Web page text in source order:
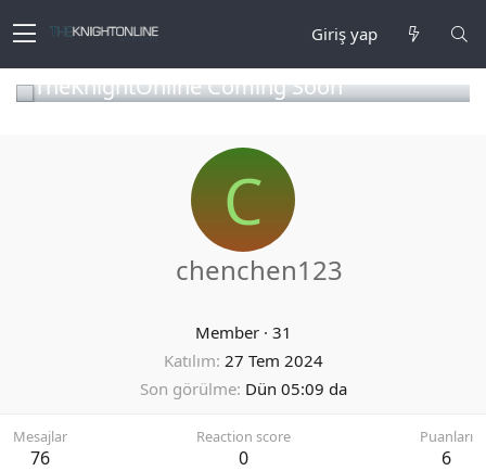
Giriş yap
TheKnightOnline Coming Soon
C
chenchen123
Member · 31
Katılım 27 Tem 2024
Son görülme Dün 05:09 da
Mesajlar
76
Reaction score
0
Puanları
6